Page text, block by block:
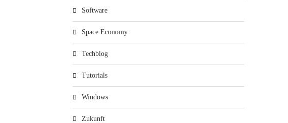
Software
Space Economy
Techblog
Tutorials
Windows
Zukunft